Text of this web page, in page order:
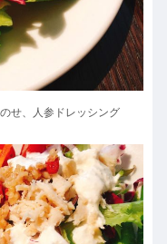
せ、人参ドレッシング